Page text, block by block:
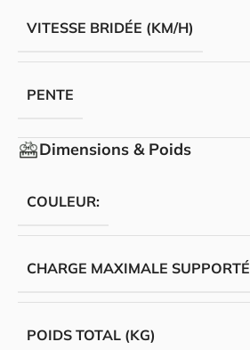
VITESSE BRIDÉE (KM/H)
PENTE
Dimensions & Poids
COULEUR:
CHARGE MAXIMALE
POIDS TOTAL (KG)